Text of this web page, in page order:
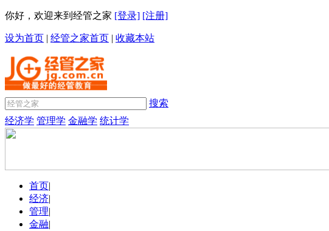
你好，欢迎来到经管之家 [登录] [注册]
设为首页 | 经管之家首页 | 收藏本站
搜索
经济学 管理学 金融学 统计学
首页|
经济|
管理|
金融|